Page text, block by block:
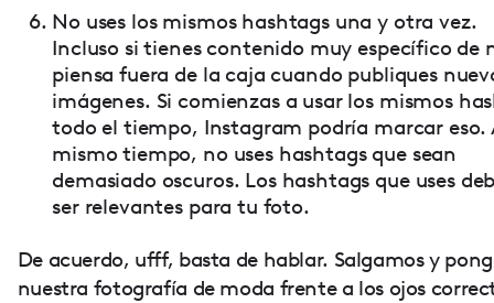
No uses los mismos hashtags una y otra vez.
Incluso si tienes contenido muy específico de
piensa fuera de la caja cuando publiques
imágenes. Si comienzas a usar los mismos
todo el tiempo, Instagram podría marcar eso.
mismo tiempo, no uses hashtags que sean
demasiado oscuros. Los hashtags que uses
ser relevantes para tu foto.
De acuerdo, ufff, basta de hablar. Salgamos y
nuestra fotografía de moda frente a los ojos